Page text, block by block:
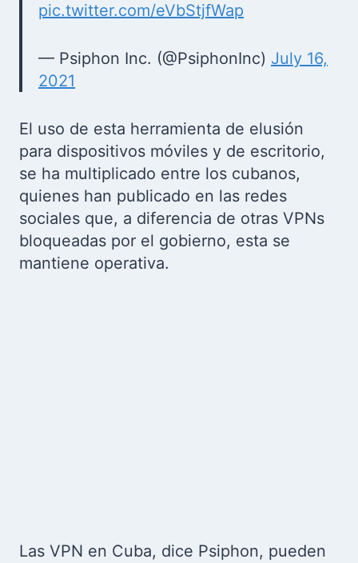
pic.twitter.com/eVbStjfWap
— Psiphon Inc. (@PsiphonInc) July 16,
2021
El uso de esta herramienta de elusión
para dispositivos móviles y de escritorio,
se ha multiplicado entre los cubanos,
quienes han publicado en las redes
sociales que, a diferencia de otras VPNs
bloqueadas por el gobierno, esta se
mantiene operativa.
Las VPN en Cuba, dice Psiphon, pueden